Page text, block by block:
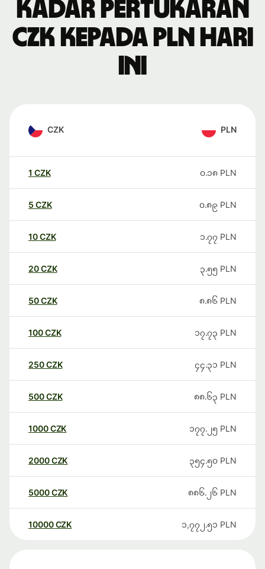
Kadar pertukaran
CZK kepada PLN hari
ini
CZK PLN
1 CZK ၀.၁၈ PLN
5 CZK ၀.၈၉ PLN
10CZK ၁.၇၇ PLN
20CZK ၃.၅၅ PLN
50CZK ၈.၈၆ PLN
100CZK ၁၇.၇၃ PLN
250CZK ၄၄.၃၁ PLN
500CZK ၈၈.၆၃ PLN
1000CZK ၁၇၇.၂၅ PLN
2000CZK ၃၅၄.၅၀ PLN
5000CZK ၈၈၆.၂၆ PLN
10000 CZK ၁,၇၇၂.၅၁ PLN